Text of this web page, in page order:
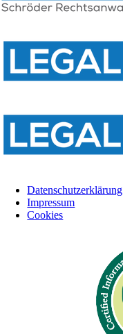
Datenschutzerklärung
Impressum
Cookies